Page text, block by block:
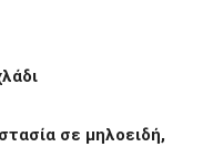
σε μηλοειδή,